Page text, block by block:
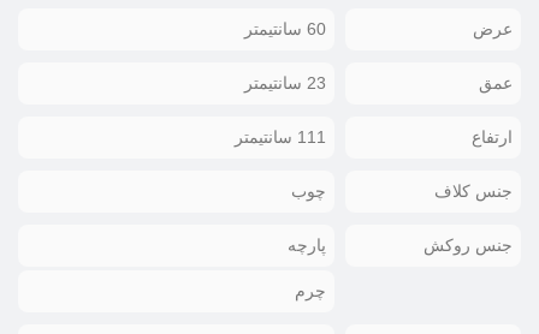
عرض 60 سانتیمتر
عمق 23 سانتیمتر
ارتفاع 111 سانتیمتر
جنس کلاف چوب
جنس روکش پارچه
چرم